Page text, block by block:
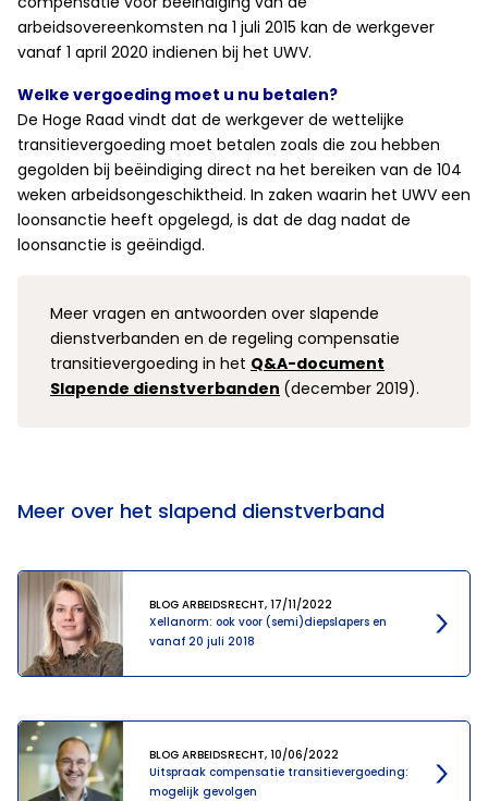
arbeidsovereenkomsten na 1 juli 2015 kan de werkgever
vanaf 1 april 2020 indienen bij het UWV.
Welke vergoeding moet u nu betalen?
De Hoge Raad vindt dat de werkgever de wettelijke
transitievergoeding moet betalen zoals die zou hebben
gegolden bij beëindiging direct na het bereiken van de 104
weken arbeidsongeschiktheid. In zaken waarin het UWV een
loonsanctie heeft opgelegd, is dat de dag nadat de
loonsanctie is geëindigd.
Meer vragen en antwoorden over slapende
dienstverbanden en de regeling compensatie
transitievergoeding in het Q&A-document
Slapende dienstverbanden (december 2019).
Meer over het slapend dienstverband
Xellanorm: ook voor (semi)diepslapers en
vanaf 20 juli 2018
BLOG ARBEIDSRECHT, 17/11/2022
Uitspraak compensatie transitievergoeding:
mogelijk gevolgen
BLOG ARBEIDSRECHT, 10/06/2022